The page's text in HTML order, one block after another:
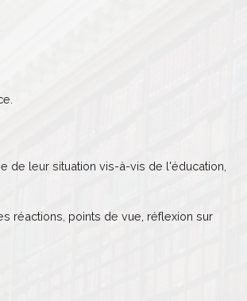
de leur situation vis-à-vis de l'éducation,
réactions, points de vue, réflexion sur